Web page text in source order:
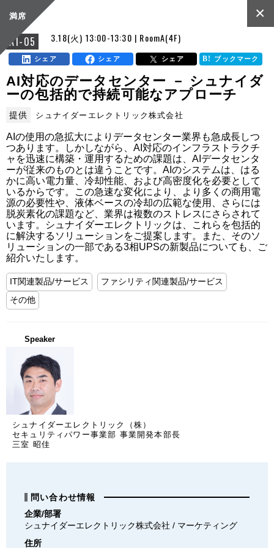
A1-05 3.18(火) 13:00-13:30 | RoomA(4F)
×
シェア シェア シェア ブックマーク
満席
AI対応のデータセンター － シュナイダ
ーの包括的で持続可能なアプローチ
提供 シュナイダーエレクトリック株式会社
AIの使用の急拡大によりデータセンター業界も急成長しつ
つあります。しかしながら、AI対応のインフラストラクチ
ャを迅速に構築・運用するための課題は、AIデータセンタ
ーが従来のものとは違うことです。AIのシステムは、はる
かに高い電力量、冷却性能、および高密度化を必要として
いるからです。この急速な変化により、より多くの商用電
源の必要性や、液体ベースの冷却の広範な使用、さらには
脱炭素化の課題など、業界は複数のストレスにさらされて
います。シュナイダーエレクトリックは、これらを包括的
に解決するソリューションをご提案します。また、そのソ
リューションの一部である3相UPSの新製品についても、ご
紹介いたします。
IT関連製品/サービス
ファシリティ関連製品/サービス
その他
Speaker
シュナイダーエレクトリック（株）
セキュリティパワー事業部 事業開発本部長
三室 昭佳
問い合わせ情報
企業/部署
シュナイダーエレクトリック株式会社 / マーケティング
住所